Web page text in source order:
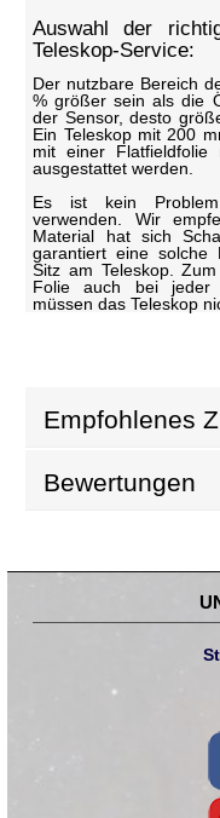
Auswahl der
Teleskop-Service:
Der nutzbare Bereich
% größer sein als die
der Sensor, desto
Ein Teleskop mit 200
mit einer
ausgestattet werden.
Es ist kein
verwenden. Wir
Material hat sich
garantiert eine solche
Sitz am Teleskop.
Folie auch bei jeder
müssen das Teleskop
Empfohlenes
Bewertungen